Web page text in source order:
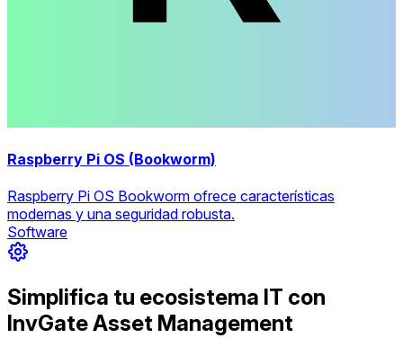
Raspberry Pi OS (Bookworm)
Raspberry Pi OS Bookworm ofrece características
modernas y una seguridad robusta.
Software
Simplifica tu ecosistema IT con
InvGate Asset Management